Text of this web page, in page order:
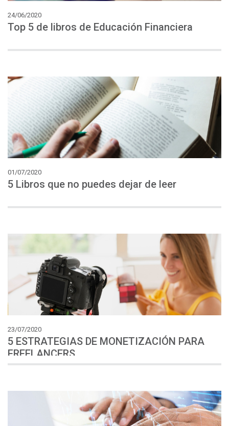
24/06/2020
Top 5 de libros de Educación Financiera
01/07/2020
5 Libros que no puedes dejar de leer
23/07/2020
5 ESTRATEGIAS DE MONETIZACIÓN PARA
FREELANCERS